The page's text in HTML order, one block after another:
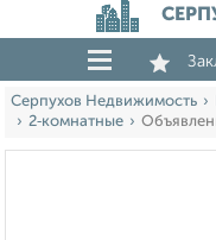
Серпухов Недвижимость
2‑комнатные